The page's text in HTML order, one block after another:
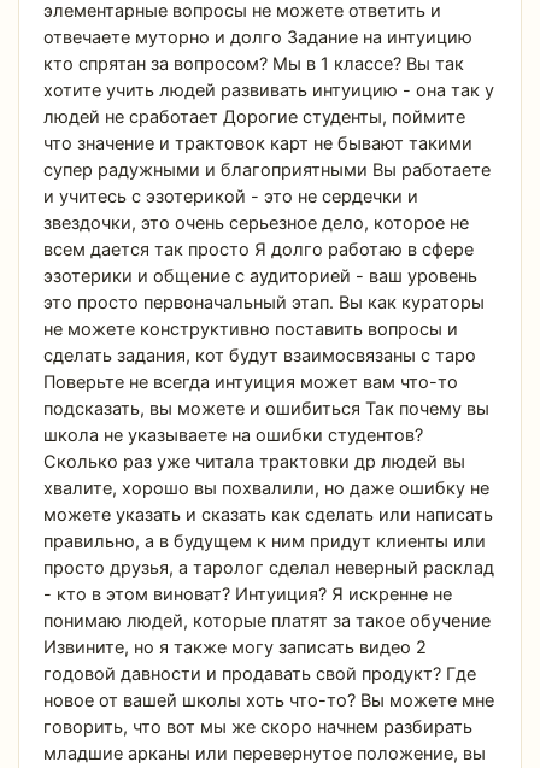
элементарные вопросы не можете ответить и
отвечаете муторно и долго Задание на интуицию
кто спрятан за вопросом? Мы в 1 классе? Вы так
хотите учить людей развивать интуицию - она так у
людей не сработает Дорогие студенты, поймите
что значение и трактовок карт не бывают такими
супер радужными и благоприятными Вы работаете
и учитесь с эзотерикой - это не сердечки и
звездочки, это очень серьезное дело, которое не
всем дается так просто Я долго работаю в сфере
эзотерики и общение с аудиторией - ваш уровень
это просто первоначальный этап. Вы как кураторы
не можете конструктивно поставить вопросы и
сделать задания, кот будут взаимосвязаны с таро
Поверьте не всегда интуиция может вам что-то
подсказать, вы можете и ошибиться Так почему вы
школа не указываете на ошибки студентов?
Сколько раз уже читала трактовки др людей вы
хвалите, хорошо вы похвалили, но даже ошибку не
можете указать и сказать как сделать или написать
правильно, а в будущем к ним придут клиенты или
просто друзья, а таролог сделал неверный расклад
- кто в этом виноват? Интуиция? Я искренне не
понимаю людей, которые платят за такое обучение
Извините, но я также могу записать видео 2
годовой давности и продавать свой продукт? Где
новое от вашей школы хоть что-то? Вы можете мне
говорить, что вот мы же скоро начнем разбирать
младшие арканы или перевернутое положение, вы